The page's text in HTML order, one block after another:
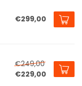
€299,00
€249,00
€229,00